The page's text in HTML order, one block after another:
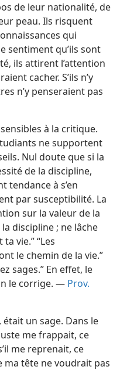
de leur nationalité, de
peau. Ils risquent
qui
sentiment qu’ils sont
ils attirent l’attention
cacher. S’ils n’y
n’y penseraient pas
à la critique.
ne supportent
Nul doute que si la
de la discipline,
tendance à s’en
par susceptibilité. La
sur la valeur de la
discipline ; ne lâche
vie.” “Les
le chemin de la vie.”
sages.” En effet, le
le corrige. — Prov.
était un sage. Dans le
me frappait, ce
me reprenait, ce
ma tête ne voudrait pas